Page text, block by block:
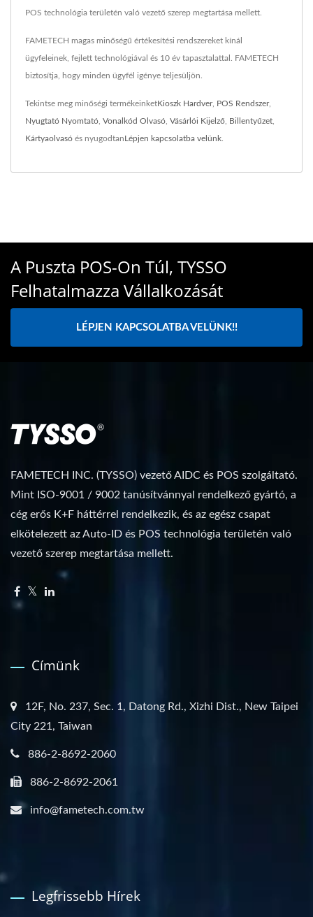
POS technológia területén való vezető szerep megtartása mellett.
FAMETECH magas minőségű értékesítési rendszereket kínál
ügyfeleinek, fejlett technológiával és 10 év tapasztalattal. FAMETECH
biztosítja, hogy minden ügyfél igénye teljesüljön.
Tekintse meg minőségi termékeinketKioszk Hardver, POS Rendszer,
Nyugtató Nyomtató Vonalkód Olvasó Vásárlói Kijelző Billentyűzet
Kártyaolvasó és nyugodtanLépjen kapcsolatba velünk
A Puszta POS-On Túl, TYSSO
Felhatalmazza Vállalkozását
LÉPJEN KAPCSOLATBA VELÜNK!!
FAMETECH INC. (TYSSO) vezető AIDC és POS szolgáltató.
Mint ISO-9001 / 9002 tanúsítvánnyal rendelkező gyártó, a
cég erős K+F háttérrel rendelkezik, és az egész csapat
elkötelezett az Auto-ID és POS technológia területén való
vezető szerep megtartása mellett.
Címünk
12F, No. 237, Sec. 1, Datong Rd., Xizhi Dist., New Taipei
City 221, Taiwan
886-2-8692-2060
886-2-8692-2061
info@fametech.com.tw
Legfrissebb Hírek